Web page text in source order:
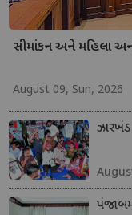
સીમાંકન અને મહિલા
August 09, Sun, 2026
ઝારખંડ